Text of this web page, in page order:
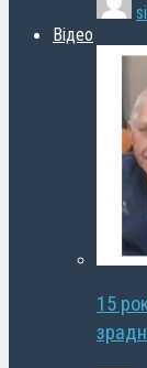
Відео
15